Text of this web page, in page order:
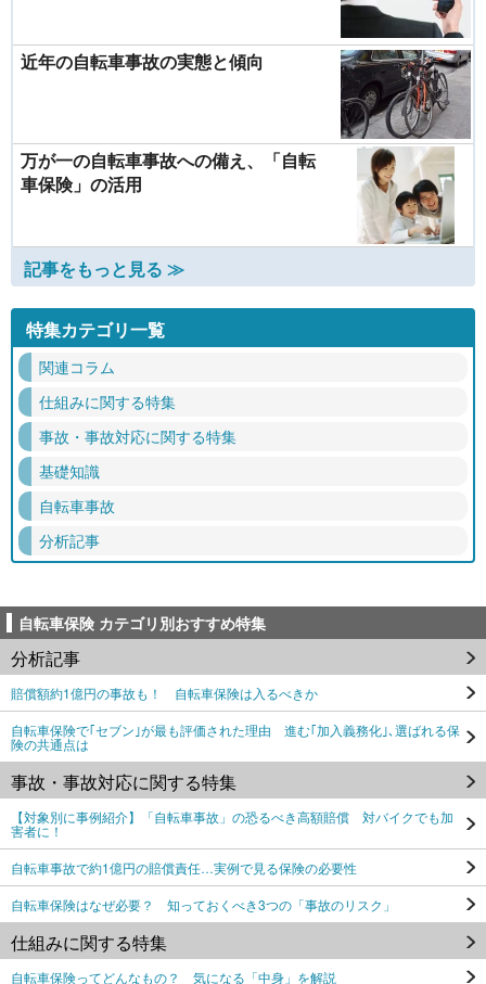
近年の自転車事故の実態と傾向
万が一の自転車事故への備え、「自転
車保険」の活用
記事をもっと見る ≫
特集カテゴリ一覧
関連コラム
仕組みに関する特集
事故・事故対応に関する特集
基礎知識
自転車事故
分析記事
自転車保険 カテゴリ別おすすめ特集
分析記事
賠償額約1億円の事故も！ 自転車保険は入るべきか
自転車保険で｢セブン｣が最も評価された理由 進む｢加入義務化｣､選ばれる保
険の共通点は
事故・事故対応に関する特集
【対象別に事例紹介】「自転車事故」の恐るべき高額賠償 対バイクでも加
害者に！
自転車事故で約1億円の賠償責任…実例で見る保険の必要性
自転車保険はなぜ必要？ 知っておくべき3つの「事故のリスク」
仕組みに関する特集
自転車保険ってどんなもの？ 気になる「中身」を解説